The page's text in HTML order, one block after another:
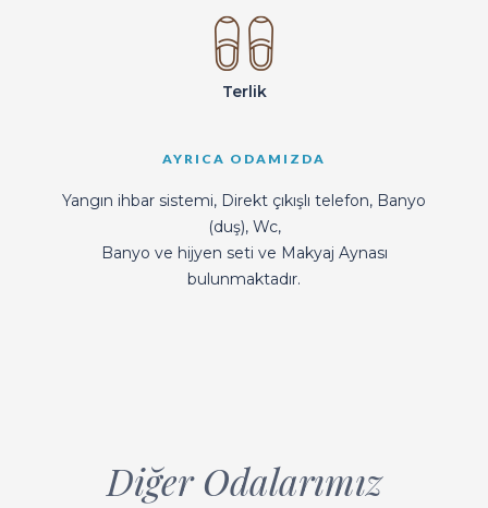
Terlik
AYRICA ODAMIZDA
Yangın ihbar sistemi, Direkt çıkışlı telefon, Banyo
(duş), Wc,
Banyo ve hijyen seti ve Makyaj Aynası
bulunmaktadır.
Diğer Odalarımız